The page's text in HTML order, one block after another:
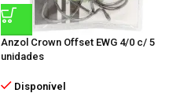
Anzol Crown Offset EWG 4/0 c/ 5
unidades
Disponível